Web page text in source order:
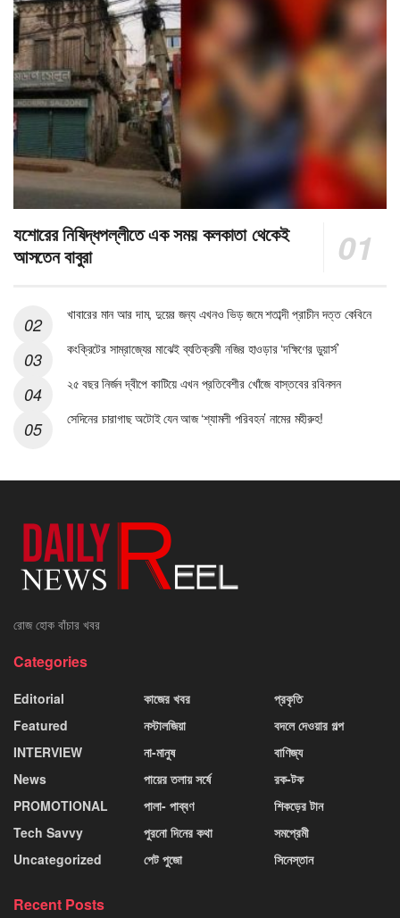
যশোরের নিষিদ্ধপল্লীতে এক সময় কলকাতা থেকেই
আসতেন বাবুরা
খাবারের মান আর দাম, দুয়ের জন্য এখনও ভিড় জমে শতাব্দী প্রাচীন দত্ত কেবিনে
কংক্রিটের সাম্রাজ্যের মাঝেই ব্যতিক্রমী নজির হাওড়ার ‘দক্ষিণের ডুয়ার্স’
২৫ বছর নির্জন দ্বীপে কাটিয়ে এখন প্রতিবেশীর খোঁজে বাস্তবের রবিনসন
সেদিনের চারাগাছ অটোই যেন আজ ‘শ্যামলী পরিবহন’ নামের মহীরুহ!
রোজ হোক বাঁচার খবর
Categories
Editorial
Featured
INTERVIEW
News
PROMOTIONAL
Tech Savvy
Uncategorized
কাজের খবর
নস্টালজিয়া
না-মানুষ
পায়ের তলায় সর্ষে
পালা- পাব্বণ
পুরনো দিনের কথা
পেট পুজো
প্রকৃতি
বদলে দেওয়ার গল্প
বাণিজ্য
রক-টক
শিকড়ের টান
সমপ্রেমী
সিনেস্তান
Recent Posts